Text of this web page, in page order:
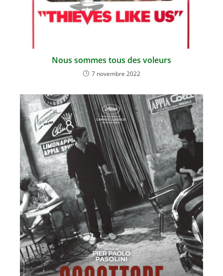
Nous sommes tous des voleurs
7 novembre 2022